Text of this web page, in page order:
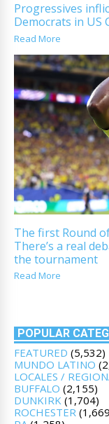
Progressives
Democrats in US
Read More
The first Round
There’s a real
the tournament
Read More
POPULAR
FEATURED (5,532)
MUNDO LATINO
LOCALES /
BUFFALO (2,155)
DUNKIRK (1,704)
ROCHESTER